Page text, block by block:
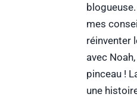
mes
réinventer
avec
pinceau !
une